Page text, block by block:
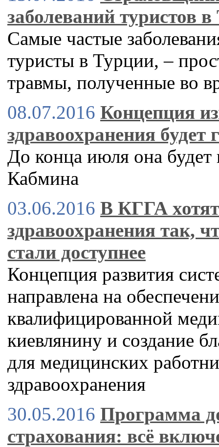
заболеваний туристов
Самые частые
туристы в Турции, –
травмы, полученные во
08.07.2016 Концепция
здравоохранения будет
До конца июля она будет
Кабмина
03.06.2016 В КГГА
здравоохранения так,
стали доступнее
Концепция развития
направлена на
квалифицированной
киевлянину и создание
для медицинских
здравоохранения
30.05.2016 Программа
страхования: всё